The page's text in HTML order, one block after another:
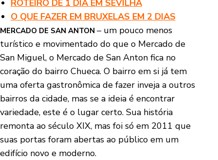
ROTEIRO DE 1 DIA EM SEVILHA
O QUE FAZER EM BRUXELAS EM 2 DIAS
MERCADO DE SAN ANTON – um pouco menos
turístico e movimentado do que o Mercado de
San Miguel, o Mercado de San Anton fica no
coração do bairro Chueca. O bairro em si já tem
uma oferta gastronômica de fazer inveja a outros
bairros da cidade, mas se a ideia é encontrar
variedade, este é o lugar certo. Sua história
remonta ao século XIX, mas foi só em 2011 que
suas portas foram abertas ao público em um
edifício novo e moderno.